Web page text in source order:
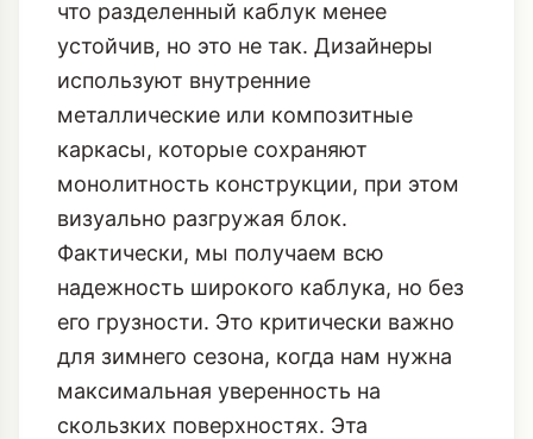
что разделенный каблук менее
устойчив, но это не так. Дизайнеры
используют внутренние
металлические или композитные
каркасы, которые сохраняют
монолитность конструкции, при этом
визуально разгружая блок.
Фактически, мы получаем всю
надежность широкого каблука, но без
его грузности. Это критически важно
для зимнего сезона, когда нам нужна
максимальная уверенность на
скользких поверхностях. Эта